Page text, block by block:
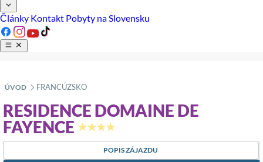
Články Kontakt Pobyty na Slovensku
ÚVOD »
FRANCÚZSKO
RESIDENCE DOMAINE DE
FAYENCE ★★★★
POPIS ZÁJAZDU